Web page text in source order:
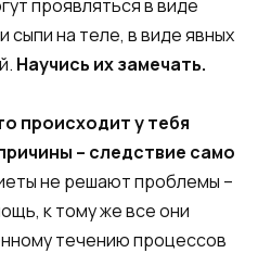
проявляться в виде
сыпи на теле, в виде явных
Научись их замечать.
происходит у тебя
– следствие само
не решают проблемы –
к тому же все они
течению процессов